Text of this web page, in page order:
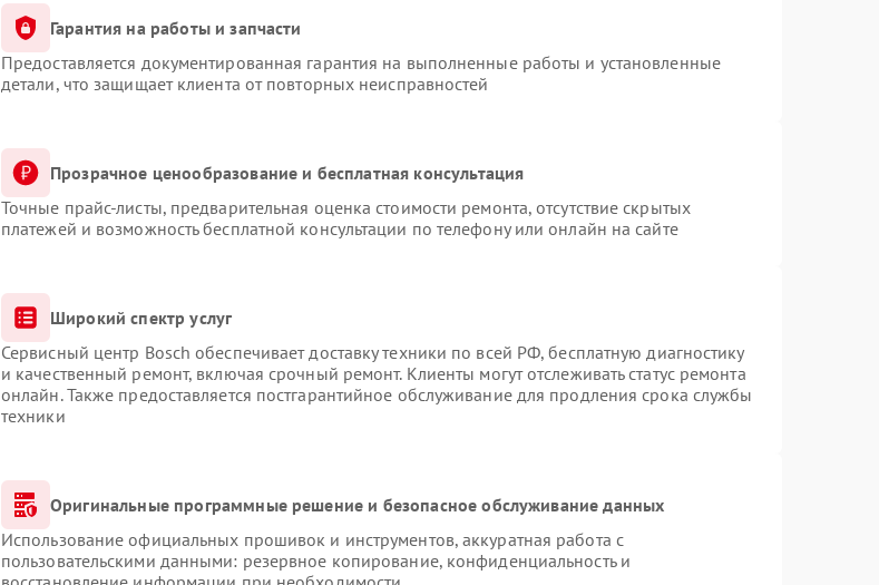
Гарантия на работы и запчасти
Предоставляется документированная гарантия на выполненные работы и установленные
детали, что защищает клиента от повторных неисправностей
Прозрачное ценообразование и бесплатная консультация
Точные прайс-листы, предварительная оценка стоимости ремонта, отсутствие скрытых
платежей и возможность бесплатной консультации по телефону или онлайн на сайте
Широкий спектр услуг
Сервисный центр Bosch обеспечивает доставку техники по всей РФ, бесплатную диагностику
и качественный ремонт, включая срочный ремонт. Клиенты могут отслеживать статус ремонта
онлайн. Также предоставляется постгарантийное обслуживание для продления срока службы
техники
Оригинальные программные решение и безопасное обслуживание данных
Использование официальных прошивок и инструментов, аккуратная работа с
пользовательскими данными: резервное копирование, конфиденциальность и